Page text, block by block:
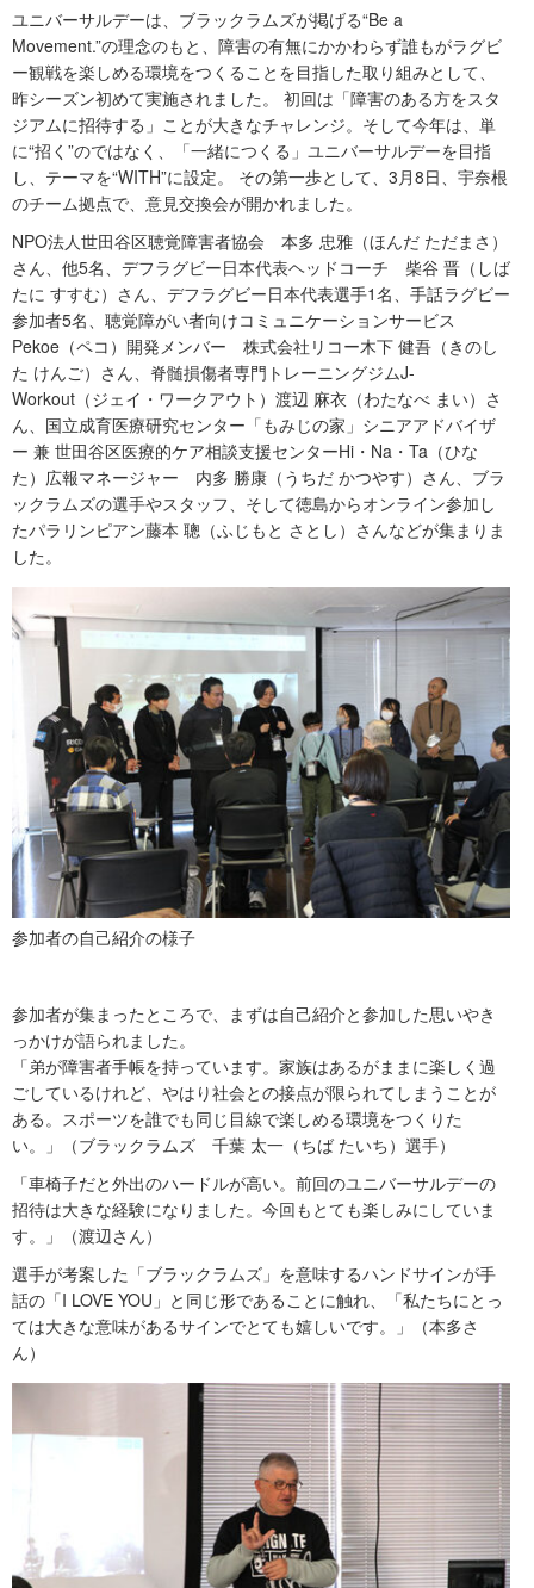
ユニバーサルデーは、ブラックラムズが掲げる“Be a
Movement.”の理念のもと、障害の有無にかかわらず誰もがラグビ
ー観戦を楽しめる環境をつくることを目指した取り組みとして、
昨シーズン初めて実施されました。 初回は「障害のある方をスタ
ジアムに招待する」ことが大きなチャレンジ。そして今年は、単
に“招く”のではなく、「一緒につくる」ユニバーサルデーを目指
し、テーマを“WITH”に設定。 その第一歩として、3月8日、宇奈根
のチーム拠点で、意見交換会が開かれました。
NPO法人世田谷区聴覚障害者協会 本多 忠雅（ほんだ ただまさ）
さん、他5名、デフラグビー日本代表ヘッドコーチ 柴谷 晋（しば
たに すすむ）さん、デフラグビー日本代表選手1名、手話ラグビー
参加者5名、聴覚障がい者向けコミュニケーションサービス
Pekoe（ペコ）開発メンバー 株式会社リコー木下 健吾（きのし
た けんご）さん、脊髄損傷者専門トレーニングジムJ-
Workout（ジェイ・ワークアウト）渡辺 麻衣（わたなべ まい）さ
ん、国立成育医療研究センター「もみじの家」シニアアドバイザ
ー 兼 世田谷区医療的ケア相談支援センターHi・Na・Ta（ひな
た）広報マネージャー 内多 勝康（うちだ かつやす）さん、ブラ
ックラムズの選手やスタッフ、そして徳島からオンライン参加し
たパラリンピアン藤本 聰（ふじもと さとし）さんなどが集まりま
した。
参加者の自己紹介の様子
参加者が集まったところで、まずは自己紹介と参加した思いやき
っかけが語られました。
「弟が障害者手帳を持っています。家族はあるがままに楽しく過
ごしているけれど、やはり社会との接点が限られてしまうことが
ある。スポーツを誰でも同じ目線で楽しめる環境をつくりた
い。」（ブラックラムズ 千葉 太一（ちば たいち）選手）
「車椅子だと外出のハードルが高い。前回のユニバーサルデーの
招待は大きな経験になりました。今回もとても楽しみにしていま
す。」（渡辺さん）
選手が考案した「ブラックラムズ」を意味するハンドサインが手
話の「I LOVE YOU」と同じ形であることに触れ、「私たちにとっ
ては大きな意味があるサインでとても嬉しいです。」（本多さ
ん）